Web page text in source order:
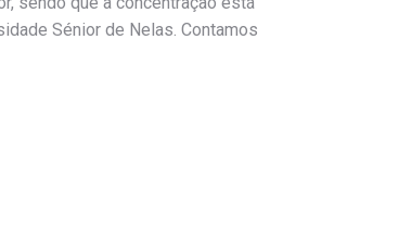
Sénior de Nelas. Contamos